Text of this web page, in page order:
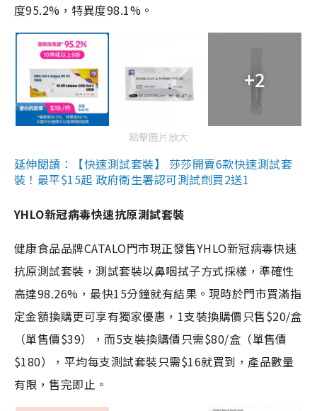
度95.2%，特異度98.1%。
+2
點擊圖片放大
延伸閱讀：【快速測試套裝】 莎莎開賣6款快速測試套
裝！最平$15起 政府衛生署認可測試劑買2送1
YHLO新冠病毒快速抗原測試套裝
健康食品品牌CATALO門市現正發售YHLO新冠病毒快速
抗原測試套裝，測試套裝以鼻咽拭子方式採樣，準確性
高達98.26%，最快15分鐘就有結果。現時於門市買滿指
定金額換購更可享有獨家優惠，1支裝換購價只售$20/盒
（單售價$39），而5支裝換購價只需$80/盒（單售價
$180），平均每支測試套裝只需$16就買到，產品數量
有限，售完即止。